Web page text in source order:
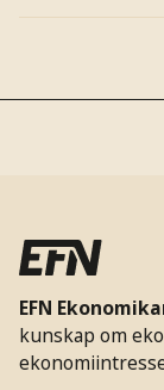
EFN
kunskap om